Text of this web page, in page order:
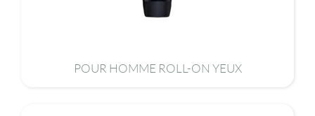
POUR HOMME ROLL-ON YEUX